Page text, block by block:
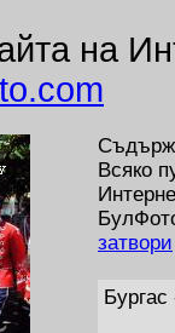
на
Всяко
затвори